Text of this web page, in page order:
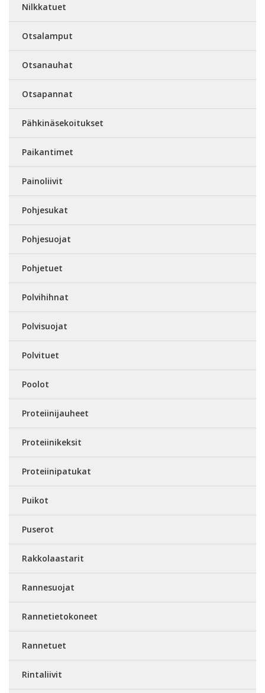
Nilkkatuet
Otsalamput
Otsanauhat
Otsapannat
Pähkinäsekoitukset
Paikantimet
Painoliivit
Pohjesukat
Pohjesuojat
Pohjetuet
Polvihihnat
Polvisuojat
Polvituet
Poolot
Proteiinijauheet
Proteiinikeksit
Proteiinipatukat
Puikot
Puserot
Rakkolaastarit
Rannesuojat
Rannetietokoneet
Rannetuet
Rintaliivit